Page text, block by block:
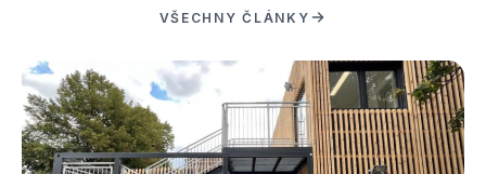
VŠECHNY ČLÁNKY